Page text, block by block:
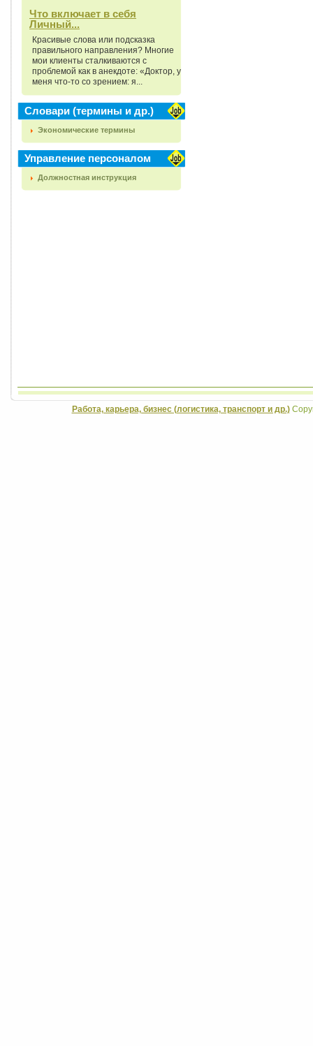
Что включает в себя
Личный...
Красивые слова или подсказка
правильного направления? Многие
мои клиенты сталкиваются с
проблемой как в анекдоте: «Доктор, у
меня что-то со зрением: я...
Словари (термины и др.)
Экономические термины
Управление персоналом
Должностная инструкция
Работа, карьера, бизнес (логистика, транспорт и др.)